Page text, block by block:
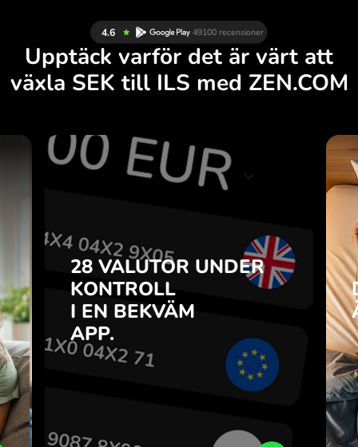
Upptäck varför det är värt att
växla SEK till ILS med ZEN.COM
28 VALUTOR UNDER
KONTROLL
I EN BEKVÄM
APP.
28 VALUTOR UNDER
I EN BEKVÄM
APP.
Köp SEK, sälj ILS och tvärtom
med ett klick i ZEN.COM-appen.